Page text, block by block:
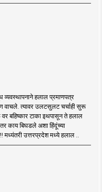
हलाल प्रमाणपत्र
वाचले. त्यावर उलटसुलट चर्चाही सुरू
बहिष्कार टाका इथपासून ते हलाल
काय बिघडले अशा हिंदूंच्या
मध्यंतरी उत्तरप्रदेश मध्ये हलाल ..